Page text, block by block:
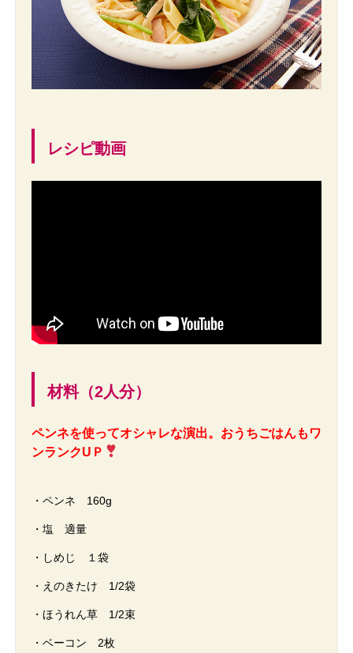
レシピ動画
材料（2人分）
ペンネを使ってオシャレな演出。おうちごはんもワ
ンランクUＰ
・ペンネ 160g
・塩 適量
・しめじ １袋
・えのきたけ 1/2袋
・ほうれん草 1/2束
・ベーコン 2枚